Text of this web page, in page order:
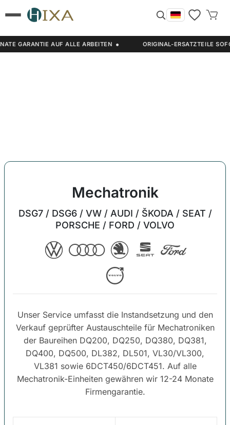
AUF ALLE ARBEITEN • ORIGINAL-ERSATZTEILE SOFORT
Mechatronik
DSG7 / DSG6 / VW / AUDI / ŠKODA / SEAT /
PORSCHE / FORD / VOLVO
Unser Service umfasst die Instandsetzung und den
Verkauf geprüfter Austauschteile für Mechatroniken
der Baureihen DQ200, DQ250, DQ380, DQ381,
DQ400, DQ500, DL382, DL501, VL30/VL300,
VL381 sowie 6DCT450/6DCT451. Auf alle
Mechatronik-Einheiten gewähren wir 12-24 Monate
Firmengarantie.